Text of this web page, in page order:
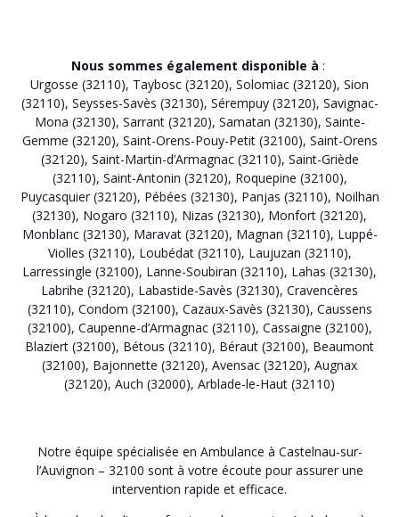
Nous sommes également disponible à :
Urgosse (32110), Taybosc (32120), Solomiac (32120), Sion
(32110), Seysses-Savès (32130), Sérempuy (32120), Savignac-
Mona (32130), Sarrant (32120), Samatan (32130), Sainte-
Gemme (32120), Saint-Orens-Pouy-Petit (32100), Saint-Orens
(32120), Saint-Martin-d’Armagnac (32110), Saint-Griède
(32110), Saint-Antonin (32120), Roquepine (32100),
Puycasquier (32120), Pébées (32130), Panjas (32110), Noilhan
(32130), Nogaro (32110), Nizas (32130), Monfort (32120),
Monblanc (32130), Maravat (32120), Magnan (32110), Luppé-
Violles (32110), Loubédat (32110), Laujuzan (32110),
Larressingle (32100), Lanne-Soubiran (32110), Lahas (32130),
Labrihe (32120), Labastide-Savès (32130), Cravencères
(32110), Condom (32100), Cazaux-Savès (32130), Caussens
(32100), Caupenne-d’Armagnac (32110), Cassaigne (32100),
Blaziert (32100), Bétous (32110), Béraut (32100), Beaumont
(32100), Bajonnette (32120), Avensac (32120), Augnax
(32120), Auch (32000), Arblade-le-Haut (32110)
Notre équipe spécialisée en Ambulance à Castelnau-sur-
l’Auvignon – 32100 sont à votre écoute pour assurer une
intervention rapide et efficace.